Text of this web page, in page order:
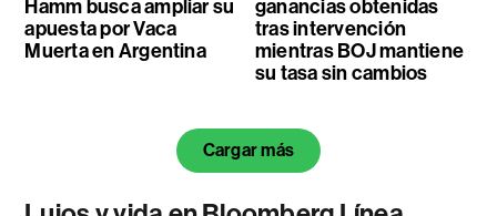
Hamm busca ampliar su
apuesta por Vaca
Muerta en Argentina
ganancias obtenidas
tras intervención
mientras BOJ mantiene
su tasa sin cambios
Cargar más